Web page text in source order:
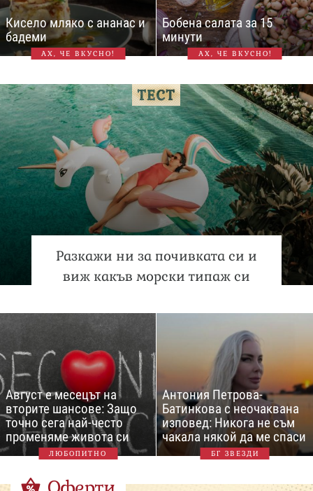
Кисело мляко с ананас и
бадеми
АХ, ЧЕ ВКУСНО!
Бобена салата за 15
минути
АХ, ЧЕ ВКУСНО!
Разкажи ни за почивката си и
виж какъв морски типаж си
Август е месецът на
вторите шансове: Защо
точно сега най-често
променяме живота си
ЛЮБОПИТНО
Антония Петрова-
Батинкова с неочаквана
изповед: Никога не съм
чакала някой да ме спаси
БГ ЗВЕЗДИ